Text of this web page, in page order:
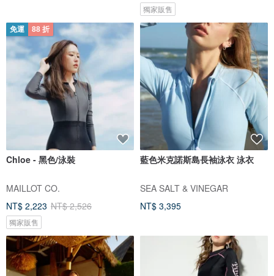
獨家販售
免運 88 折
Chloe - 黑色/泳裝
MAILLOT CO.
NT$ 2,223 NT$ 2,526
獨家販售
藍色米克諾斯島長袖泳衣 泳衣
SEA SALT & VINEGAR
NT$ 3,395